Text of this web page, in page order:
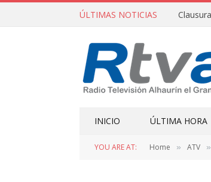
ÚLTIMAS NOTICIAS
INICIO ÚLTIMA HORA
YOU ARE AT: Home » ATV »